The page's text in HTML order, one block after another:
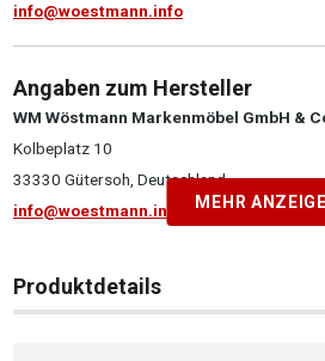
info@woestmann.info
Angaben zum Hersteller
WM Wöstmann Markenmöbel GmbH &
Kolbeplatz 10
33330 Gütersoh, Deutschland
info@woestmann.info
MEHR
Produktdetails